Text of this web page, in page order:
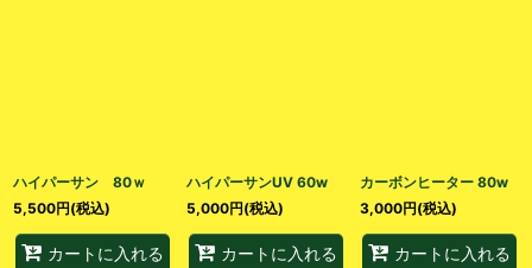
ハイパーサン 80ｗ
5,500円(税込)
カートに入れる
ハイパーサンUV 60w
5,000円(税込)
カートに入れる
カーボンヒーター 80w
3,000円(税込)
カートに入れる